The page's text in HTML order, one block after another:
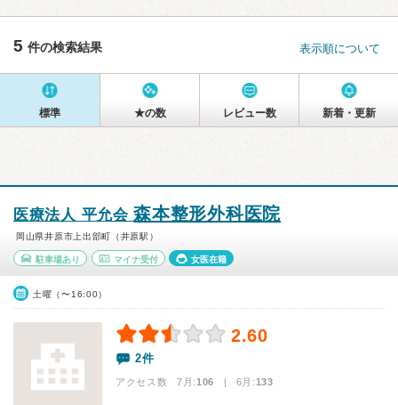
5 件の検索結果 表示順について
標準 ★の数 レビュー数 新着・更新
医療法人 平允会森本整形外科医院
岡山県井原市上出部町（井原駅）
駐車場あり マイナ受付 女医在籍
土曜（〜16:00）
2.60
2件
アクセス数 7月:106 | 6月:133